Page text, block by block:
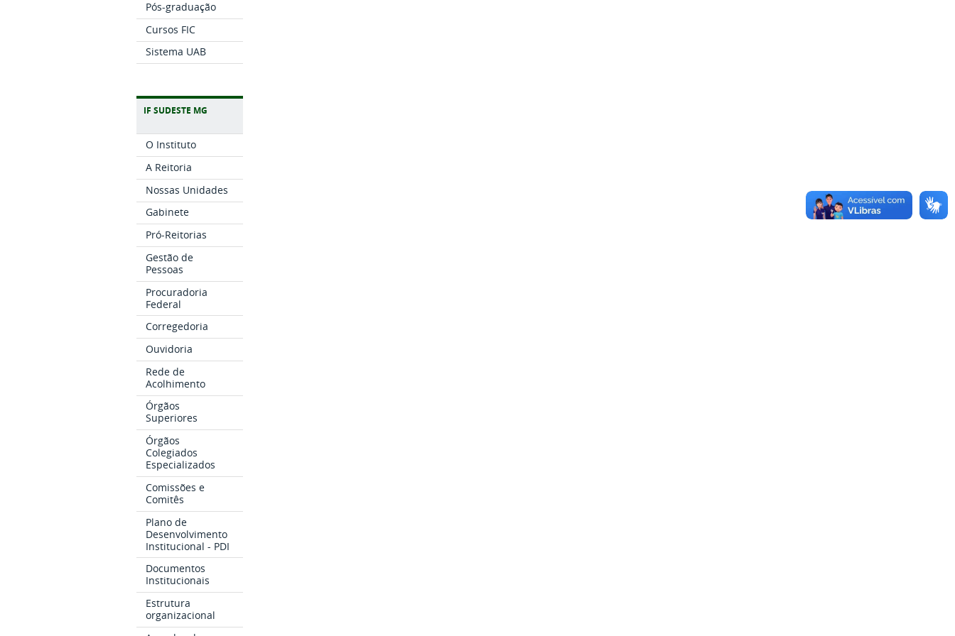
Pós-graduação
Cursos FIC
Sistema UAB
IF SUDESTE MG
O Instituto
A Reitoria
Nossas Unidades
Gabinete
Pró-Reitorias
Gestão de
Pessoas
Procuradoria
Federal
Corregedoria
Ouvidoria
Rede de
Acolhimento
Órgãos
Superiores
Órgãos
Colegiados
Especializados
Comissões e
Comitês
Plano de
Desenvolvimento
Institucional - PDI
Documentos
Institucionais
Estrutura
organizacional